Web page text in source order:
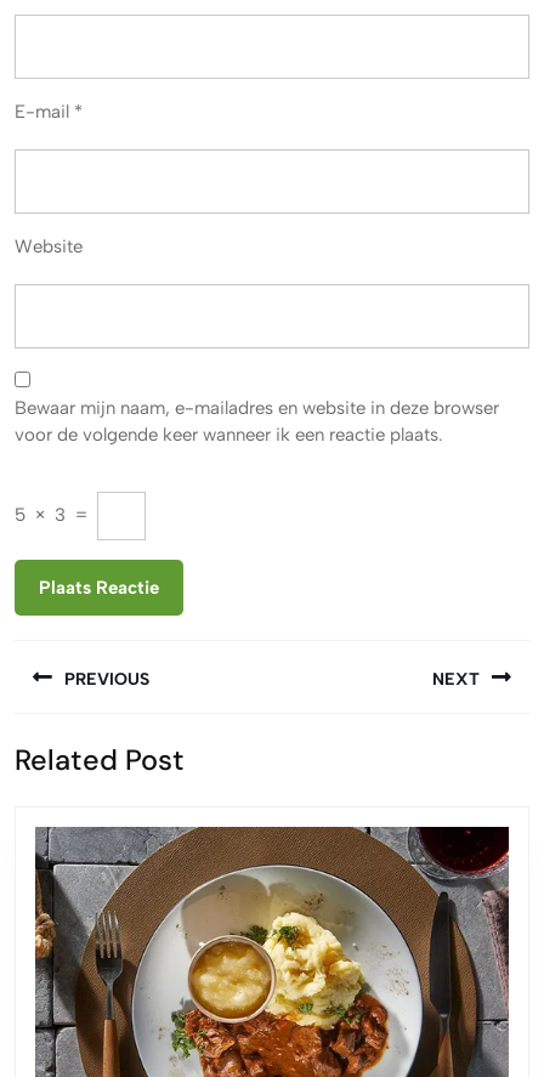
E-mail *
Website
Bewaar mijn naam, e-mailadres en website in deze browser
voor de volgende keer wanneer ik een reactie plaats.
5 × 3 =
PREVIOUS
bericht:
NEXT
Related Post